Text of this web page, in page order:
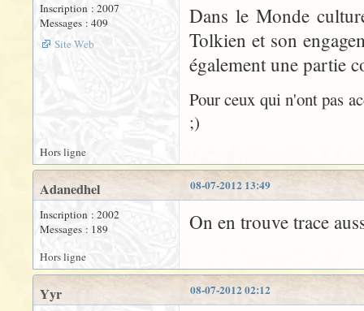
Inscription : 2007
Messages : 409
Site Web
Dans le Monde
Tolkien et son
également une partie
Pour ceux qui n'ont pas
;)
Hors ligne
08-07-2012 13:49
Adanedhel
Inscription : 2002
Messages : 189
On en trouve trace
Hors ligne
08-07-2012 02:12
Yyr